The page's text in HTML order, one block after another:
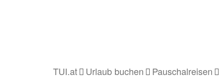
TUI.at Urlaub buchen Pauschalreisen